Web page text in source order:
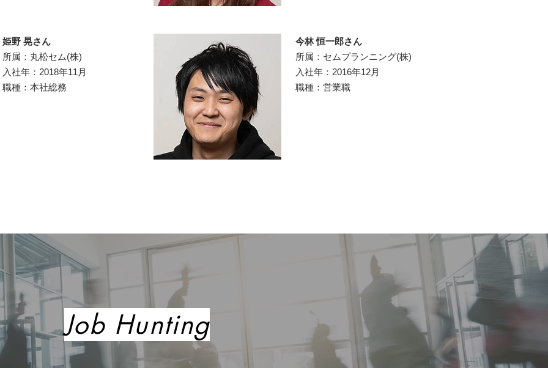
姫野 晃さん
所属：丸松セム(株)
入社年：2018年11月
職種：本社総務
今林 恒一郎さん
所属：セムプランニング(株)
入社年：2016年12月
職種：営業職
Job Hunting